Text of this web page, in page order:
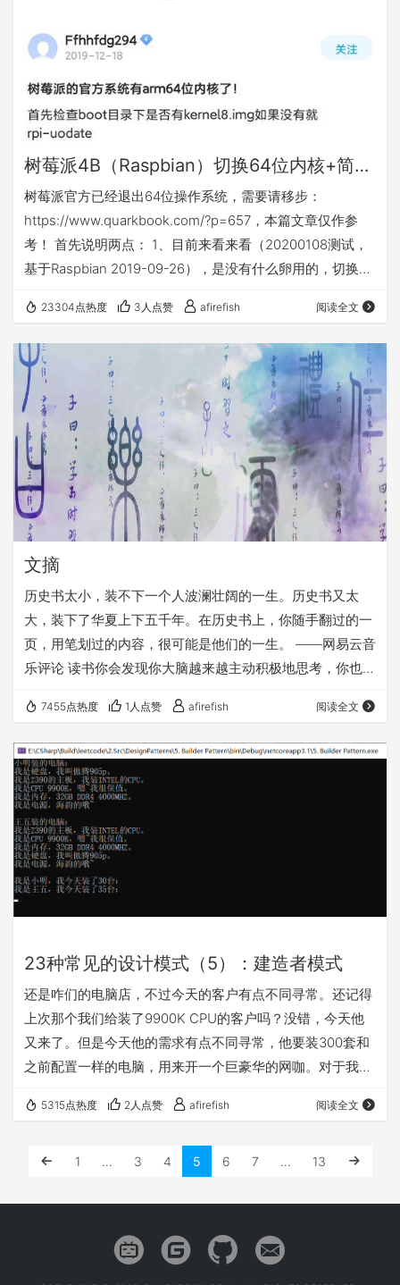
树莓派4B（Raspbian）切换64位内核+简单性能测试
树莓派官方已经退出64位操作系统，需要请移步：
https://www.quarkbook.com/?p=657，本篇文章仅作参
考！ 首先说明两点： 1、目前来看来看（20200108测试，
基于Raspbian 2019-09-26），是没有什么卵用的，切换之
源于贴吧大佬，感谢大佬的教程。 开始正题。 首先更新系
统，执行： 更新之后重启。然后进入boot目录查看是否有
文件kernel8.img 如果有这个文件的话，接下来在config.txt
中追加一行arm_64b…
23304点热度 3人点赞 afirefish 阅读全文
文摘
历史书太小，装不下一个人波澜壮阔的一生。历史书又太
大，装下了华夏上下五千年。在历史书上，你随手翻过的一
页，用笔划过的内容，很可能是他们的一生。 ——网易云音
乐评论 读书你会发现你大脑越来越主动积极地思考，你也会
再被头条这种毒品吸走你的肉体你的灵魂你的时间你的思维
你的大脑。 ——V2EX评论 从水下第一个生命的萌芽开始···
到石器时代的巨型野兽··· ——文明6 秦始皇开局 光是万物之
源，它的出现定义了时空，让宇宙拥有了存在的概念，能量
的爆炸，物质的出现，法则的构建…
7455点热度 1人点赞 afirefish 阅读全文
23种常见的设计模式（5）：建造者模式
还是咋们的电脑店，不过今天的客户有点不同寻常。还记得
上次那个我们给装了9900K CPU的客户吗？没错，今天他
又来了。但是今天他的需求有点不同寻常，他要装300套和
之前配置一样的电脑，用来开一个巨豪华的网咖。对于我们
几个人肯定不行呀，等装完300台电脑，黄花菜都凉了。 于
问题就来了，临时工他们两个人的装配顺序不一样，每个人
5315点热度 2人点赞 afirefish 阅读全文
1 … 3 4 5 6 7 … 13